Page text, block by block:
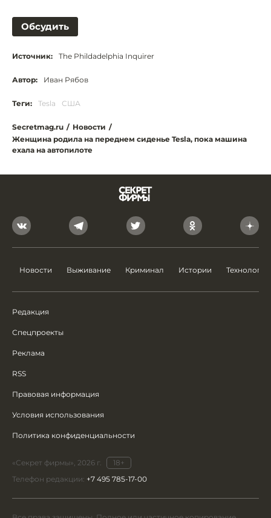
Обсудить
Источник: The Phildadelphia Inquirer
Автор: Иван Рябов
Теги: Tesla США
Secretmag.ru / Новости /
Женщина родила на переднем сиденье Tesla, пока машина
ехала на автопилоте
Новости Выживание Криминал Истории Технологии
Редакция
Спецпроекты
Реклама
RSS
Правовая информация
Условия использования
Политика конфиденциальности
«Секрет фирмы», 2026 г.
18+
Телефон редакции: +7 495 785-17-00